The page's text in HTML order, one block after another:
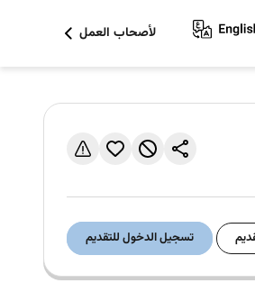
لأصحاب العمل
تسجيل الدخول للتقديم